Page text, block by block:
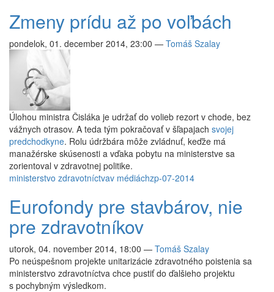
Zmeny prídu až po voľbách
pondelok, 01. december 2014, 23:00 — Tomáš Szalay
Úlohou ministra Čisláka je udržať do volieb rezort v chode, bez
vážnych otrasov. A teda tým pokračovať v šľapajach svojej
predchodkyne. Rolu údržbára môže zvládnuť, keďže má
manažérske skúsenosti a vďaka pobytu na ministerstve sa
zorientoval v zdravotnej politike.
ministerstvo zdravotníctvav médiáchzp-07-2014
Eurofondy pre stavbárov, nie
pre zdravotníkov
utorok, 04. november 2014, 18:00 — Tomáš Szalay
Po neúspešnom projekte unitarizácie zdravotného poistenia sa
ministerstvo zdravotníctva chce pustiť do ďalšieho projektu
s pochybným výsledkom.